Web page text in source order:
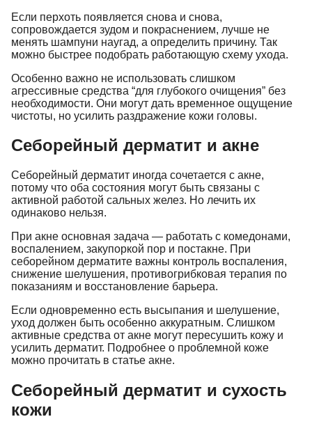
Если перхоть появляется снова и снова,
сопровождается зудом и покраснением, лучше не
менять шампуни наугад, а определить причину. Так
можно быстрее подобрать работающую схему ухода.
Особенно важно не использовать слишком
агрессивные средства “для глубокого очищения” без
необходимости. Они могут дать временное ощущение
чистоты, но усилить раздражение кожи головы.
Себорейный дерматит и акне
Себорейный дерматит иногда сочетается с акне,
потому что оба состояния могут быть связаны с
активной работой сальных желез. Но лечить их
одинаково нельзя.
При акне основная задача — работать с комедонами,
воспалением, закупоркой пор и постакне. При
себорейном дерматите важны контроль воспаления,
снижение шелушения, противогрибковая терапия по
показаниям и восстановление барьера.
Если одновременно есть высыпания и шелушение,
уход должен быть особенно аккуратным. Слишком
активные средства от акне могут пересушить кожу и
усилить дерматит. Подробнее о проблемной коже
можно прочитать в статье акне.
Себорейный дерматит и сухость
кожи